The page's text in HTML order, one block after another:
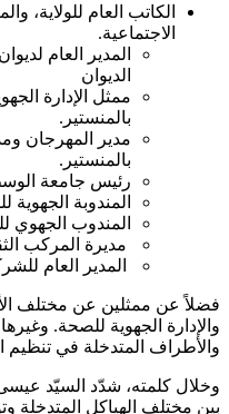
الكاتب العام للولاية،
الاجتماعية.
المدير العام
الديوان
ممثل الإدارة
بالمنستير.
مدير المهرجان
بالمنستير.
رئيس جامعة
المندوبة الجهوية
المندوب الجهوي
مديرة المركب
المدير العام
فضلاً عن ممثلين عن مختلف
والإدارة الجهوية للصحة.
والأطراف المتدخلة في تنظيم
وخلال كلمته، شدّد السيّد
بين مختلف الهياكل المتدخلة